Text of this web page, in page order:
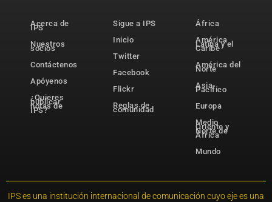
Acerca de
IPS
Nuestros
socios
Contáctenos
Apóyenos
¿Quieres
publicar
notas de
IPS?
Sigue a IPS
Inicio
Twitter
Facebook
Flickr
Reglas de
comunidad
África
América
Latina y el
Caribe
América del
Norte
Asia-
Pacífico
Europa
Medio
Oriente y
Norte de
África
Mundo
IPS es una institución internacional de comunicación cuyo eje es una